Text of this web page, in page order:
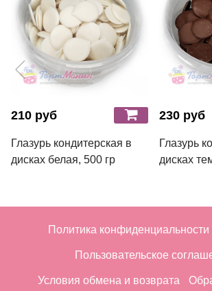
210 руб
Глазурь кондитерская в
дисках белая, 500 гр
230 руб
Глазурь
дисках
Политика
Пользовательское
Условия обмена и возврата